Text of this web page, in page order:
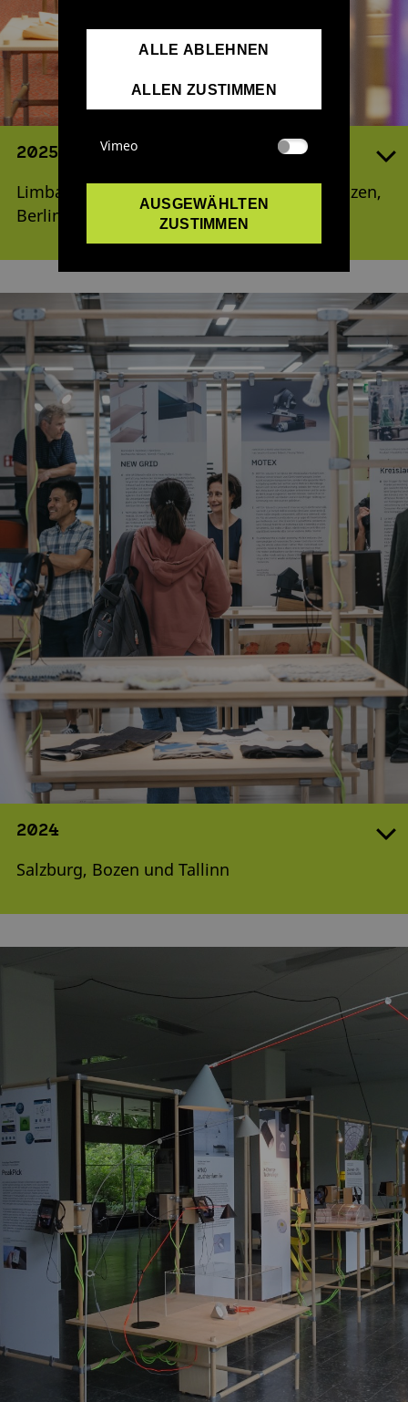
2025
Limbach-Oberfrohna, München, Leipzig, Bozen,
Berlin, Schwäbisch Gmünd
2024
Salzburg, Bozen und Tallinn
ALLE ABLEHNEN
ALLEN ZUSTIMMEN
Vimeo
AUSGEWÄHLTEN
ZUSTIMMEN